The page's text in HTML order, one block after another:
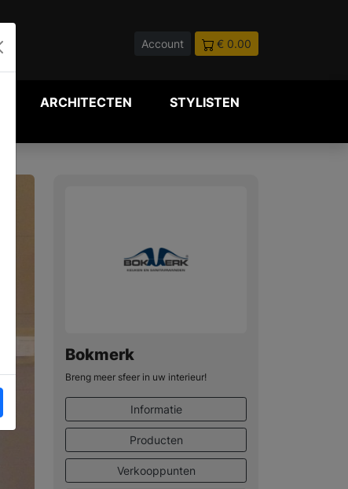
Account € 0.00
ARCHITECTEN STYLISTEN
Bokmerk
Breng meer sfeer in uw interieur!
Informatie
Producten
Verkooppunten